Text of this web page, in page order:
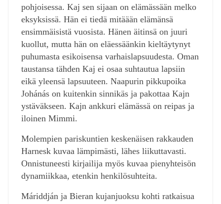
pohjoisessa. Kaj sen sijaan on elämässään melko
eksyksissä. Hän ei tiedä mitäään elämänsä
ensimmäisistä vuosista. Hänen äitinsä on juuri
kuollut, mutta hän on eläessäänkin kieltäytynyt
puhumasta esikoisensa varhaislapsuudesta. Oman
taustansa tähden Kaj ei osaa suhtautua lapsiin
eikä yleensä lapsuuteen. Naapurin pikkupoika
Johánás on kuitenkin sinnikäs ja pakottaa Kajn
ystäväkseen. Kajn ankkuri elämässä on reipas ja
iloinen Mimmi.
Molempien pariskuntien keskenäisen rakkauden
Harnesk kuvaa lämpimästi, lähes liikuttavasti.
Onnistuneesti kirjailija myös kuvaa pienyhteisön
dynamiikkaa, etenkin henkilösuhteita.
Máriddján ja Bieran kujanjuoksu kohti ratkaisua